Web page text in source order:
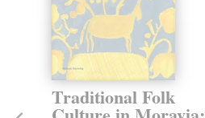
Traditional Folk